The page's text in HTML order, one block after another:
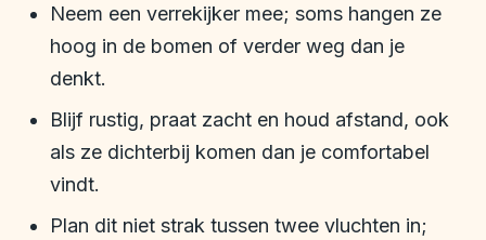
Neem een verrekijker mee; soms hangen ze
hoog in de bomen of verder weg dan je
denkt.
Blijf rustig, praat zacht en houd afstand, ook
als ze dichterbij komen dan je comfortabel
vindt.
Plan dit niet strak tussen twee vluchten in;